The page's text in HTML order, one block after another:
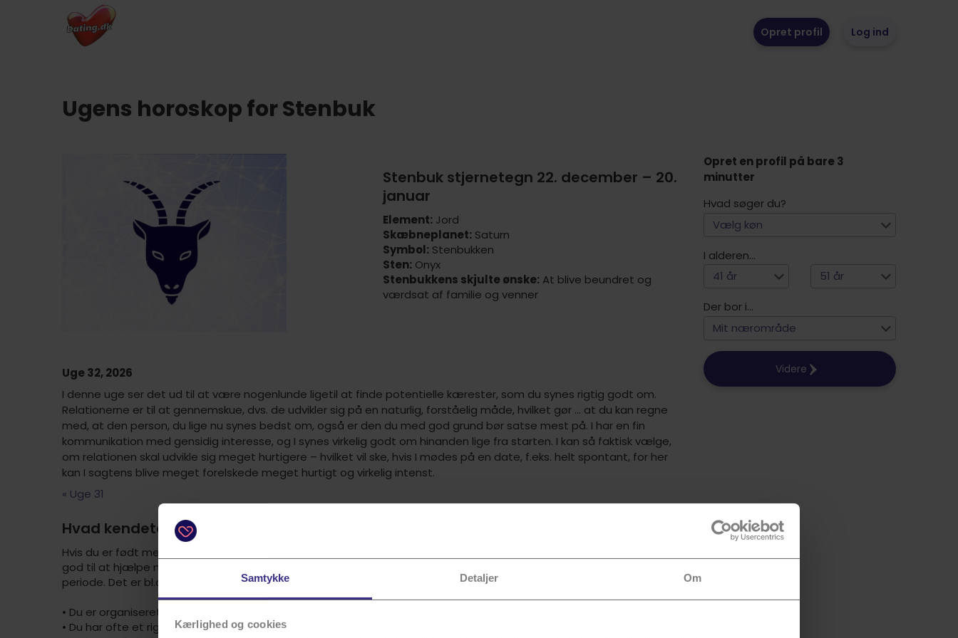
Samtykke Detaljer Om
Kærlighed og cookies
Opret profil Log ind
Ugens horoskop for Stenbuk
Stenbuk stjernetegn 22. december – 20.
januar
Element: Jord
Skæbneplanet: Saturn
Symbol: Stenbukken
Sten: Onyx
Stenbukkens skjulte ønske: At blive beundret og
værdsat af familie og venner
Uge 32, 2026
I denne uge ser det ud til at være nogenlunde ligetil at finde potentielle kærester, som du synes rigtig godt om.
Relationerne er til at gennemskue, dvs. de udvikler sig på en naturlig, forståelig måde, hvilket gør … at du kan regne
med, at den person, du lige nu synes bedst om, også er den du med god grund bør satse mest på. I har en fin
kommunikation med gensidig interesse, og I synes virkelig godt om hinanden lige fra starten. I kan så faktisk vælge,
om relationen skal udvikle sig meget hurtigere – hvilket vil ske, hvis I mødes på en date, f.eks. helt spontant, for her
kan I sagtens blive meget forelskede meget hurtigt og virkelig intenst.
« Uge 31
Hvad kendetegner en Stenbuk?
Hvis du er født mellem d. 22. december og d. 19. januar, kan du kalde dig selv for Stenbuk. Som Stenbuk er du rigtig
god til at hjælpe menneskene omkring dig, mens også en række andre ting kendetegner dig, som er født i denne
periode. Det er bl.a.:
• Du er organiseret og har et stort overblik
• Du har ofte et rigtig godt humør
Opret en profil på bare 3
minutter
Hvad søger du?
Vælg køn
I alderen...
41 år
51 år
Der bor i...
Mit nærområde
Videre